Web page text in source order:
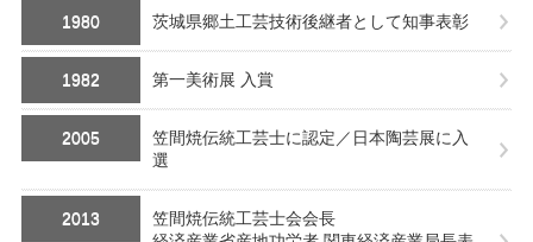
1980 茨城県郷土工芸技術後継者として知事表彰
1982 第一美術展 入賞
2005
笠間焼伝統工芸士に認定／日本陶芸展に入
選
2013
笠間焼伝統工芸士会会長